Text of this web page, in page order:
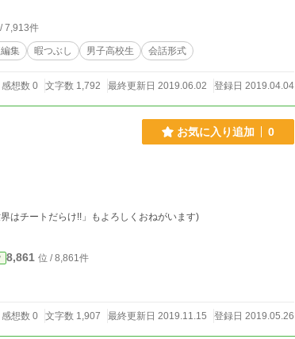
7,913件
集 暇つぶし 男子高校生 会話形式
感想数 0 文字数 1,792 最終更新日 2019.06.02 登録日 2019.04.04
お気に入り追加 0
(日)～ (一作目の「この異世界はチートだらけ!!」もよろしくおねがいます)
8,861 位 / 8,861件
感想数 0 文字数 1,907 最終更新日 2019.11.15 登録日 2019.05.26